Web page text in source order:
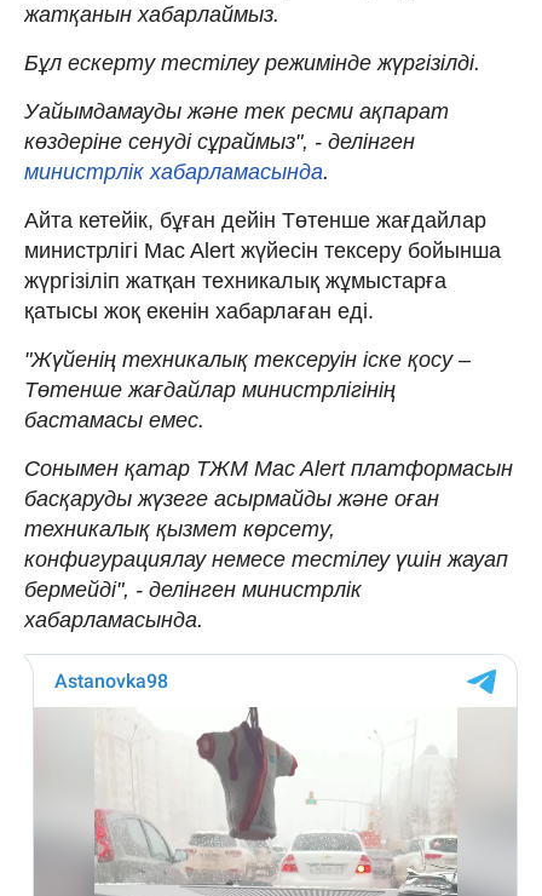
жатқанын хабарлаймыз.
Бұл ескерту тестілеу режимінде жүргізілді.
Уайымдамауды және тек ресми ақпарат
көздеріне сенуді сұраймыз", - делінген
министрлік хабарламасында.
Айта кетейік, бұған дейін Төтенше жағдайлар
министрлігі Mac Alert жүйесін тексеру бойынша
жүргізіліп жатқан техникалық жұмыстарға
қатысы жоқ екенін хабарлаған еді.
"Жүйенің техникалық тексеруін іске қосу –
Төтенше жағдайлар министрлігінің
бастамасы емес.
Сонымен қатар ТЖМ Mac Alert платформасын
басқаруды жүзеге асырмайды және оған
техникалық қызмет көрсету,
конфигурациялау немесе тестілеу үшін жауап
бермейді", - делінген министрлік
хабарламасында.